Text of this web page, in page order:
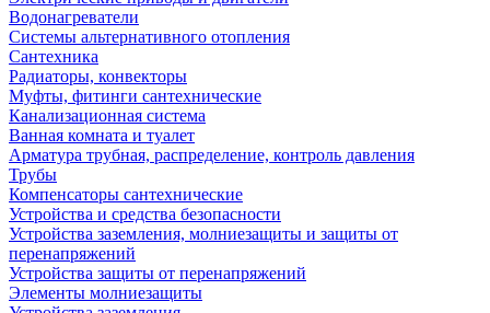
Водонагреватели
Системы альтернативного отопления
Сантехника
Радиаторы, конвекторы
Муфты, фитинги сантехнические
Канализационная система
Ванная комната и туалет
Арматура трубная, распределение, контроль давления
Трубы
Компенсаторы сантехнические
Устройства и средства безопасности
Устройства заземления, молниезащиты и защиты от
перенапряжений
Устройства защиты от перенапряжений
Элементы молниезащиты